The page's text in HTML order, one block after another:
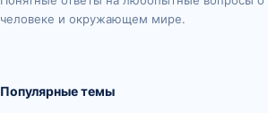
человеке и окружающем мире.
Популярные темы